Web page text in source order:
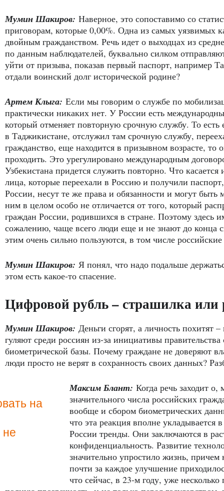
Мумин Шакиров: Наверное, это сопоставимо со
приговорам, которые 0,00%. Одна из самых уязвимых
двойным гражданством. Речь идет о выходцах из
по данным наблюдателей, буквально силком
уйти от призыва, показав первый паспорт, например
отдали воинский долг исторической родине?
Артем Клыга: Если мы говорим о службе по
практически никаких нет. У России есть
который отменяет повторную срочную службу. То есть
в Таджикистане, отслужил там срочную службу,
гражданство, еще находится в призывном возрасте, то
проходить. Это урегулировано международным
Узбекистана придется служить повторно. Что
лица, которые переехали в Россию и получили
России, несут те же права и обязанности и могут быть
ним в целом особо не отличается от того, который
граждан России, родившихся в стране. Поэтому здесь
сожалению, чаще всего люди еще и не знают до конца
этим очень сильно пользуются, в том числе
Мумин Шакиров: Я понял, что надо подальше
этом есть какое-то спасение.
Цифровой рубль – страшилка или
Мумин Шакиров: Деньги сгорят, а личность похитят
гуляют среди россиян из-за инициативы
биометрической базы. Почему граждане не доверяют
люди просто не верят в сохранность своих данных?
на
не
Максим Блант: Когда речь заходит о,
значительного числа российских
вообще и сбором биометрических
что эта реакция вполне укладывается
России тренды. Они заключаются в
конфиденциальность. Развитие
значительно упростило жизнь,
почти за каждое улучшение
что сейчас, в 23-м году, уже несколько